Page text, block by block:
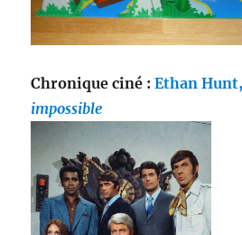
Chronique ciné :Ethan
impossible